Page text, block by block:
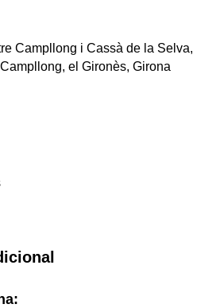
Campllong i Cassà de la Selva,
el Gironès, Girona